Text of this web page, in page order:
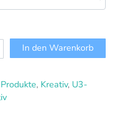
In den Warenkorb
, Kreativ, U3-